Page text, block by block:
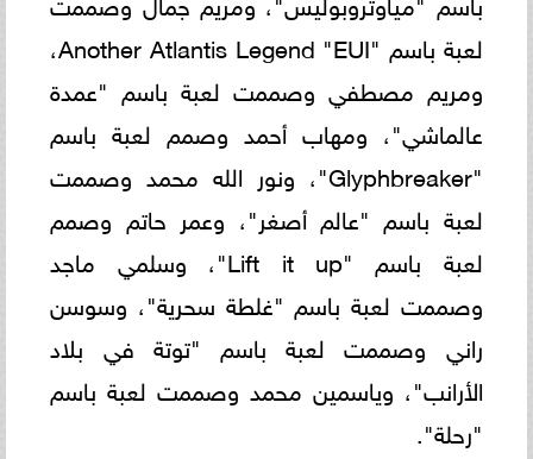
لعبة باسم "Another Atlantis Legend "EUI،
ومريم مصطفي وصممت لعبة باسم "عمدة
عالماشي"، ومهاب أحمد وصمم لعبة باسم
"Glyphbreaker"، ونور الله محمد وصممت
لعبة باسم "عالم أصغر"، وعمر حاتم وصمم
لعبة باسم "Lift it up"، وسلمي ماجد
وصممت لعبة باسم "غلطة سحرية"، وسوسن
راني وصممت لعبة باسم "توتة في بلاد
الأرانب"، وياسمين محمد وصممت لعبة باسم
"رحلة".